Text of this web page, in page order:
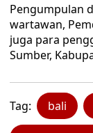
Pengumpulan
wartawan,
juga para
Sumber,
Tag: bali